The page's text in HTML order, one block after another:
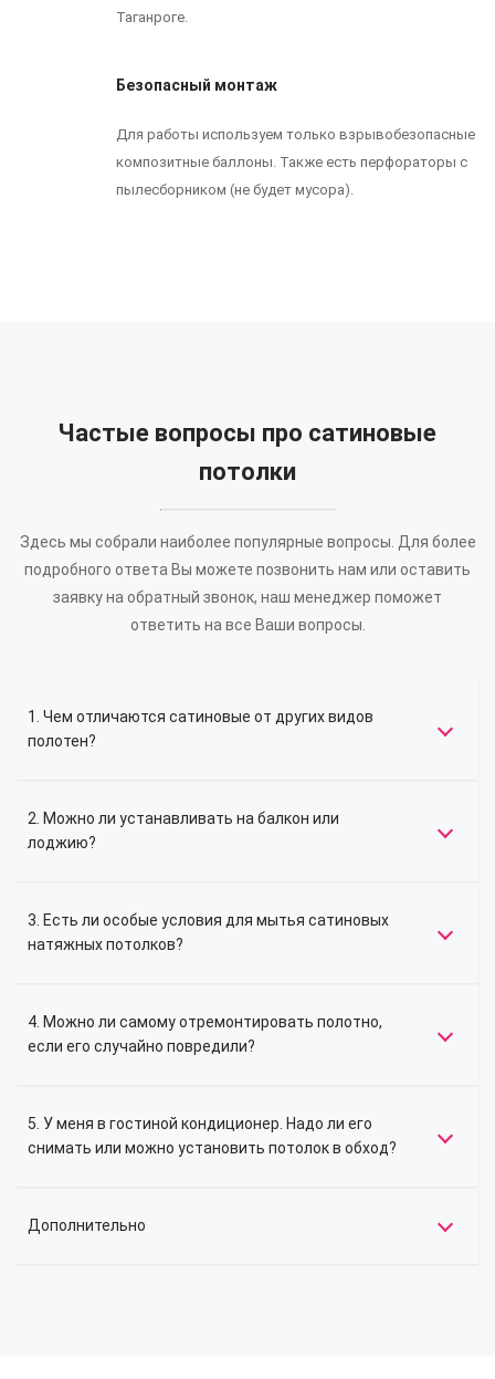
Таганроге.
Безопасный монтаж
Для работы используем только взрывобезопасные
композитные баллоны. Также есть перфораторы с
пылесборником (не будет мусора).
Частые вопросы про сатиновые
потолки
Здесь мы собрали наиболее популярные вопросы. Для более
подробного ответа Вы можете позвонить нам или оставить
заявку на обратный звонок, наш менеджер поможет
ответить на все Ваши вопросы.
1. Чем отличаются сатиновые от других видов
полотен?
2. Можно ли устанавливать на балкон или
лоджию?
3. Есть ли особые условия для мытья сатиновых
натяжных потолков?
4. Можно ли самому отремонтировать полотно,
если его случайно повредили?
5. У меня в гостиной кондиционер. Надо ли его
снимать или можно установить потолок в обход?
Дополнительно